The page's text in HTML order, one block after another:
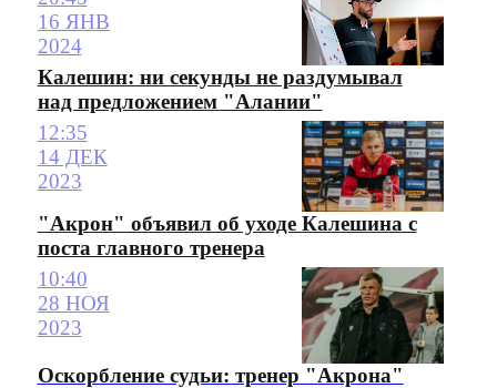
16 ЯНВ
2024
Калешин: ни секунды не раздумывал
над предложением "Алании"
12:35
14 ДЕК
2023
"Акрон" объявил об уходе Калешина с
поста главного тренера
10:40
28 НОЯ
2023
Оскорбление судьи: тренер "Акрона"